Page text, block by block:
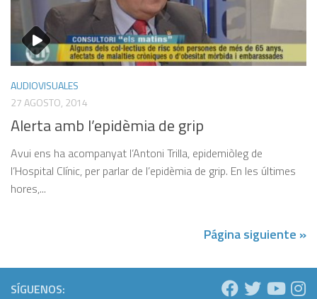
AUDIOVISUALES
27 AGOSTO, 2014
Alerta amb l’epidèmia de grip
Avui ens ha acompanyat l’Antoni Trilla, epidemiòleg de
l’Hospital Clínic, per parlar de l’epidèmia de grip. En les últimes
hores,...
Página siguiente »
SÍGUENOS: